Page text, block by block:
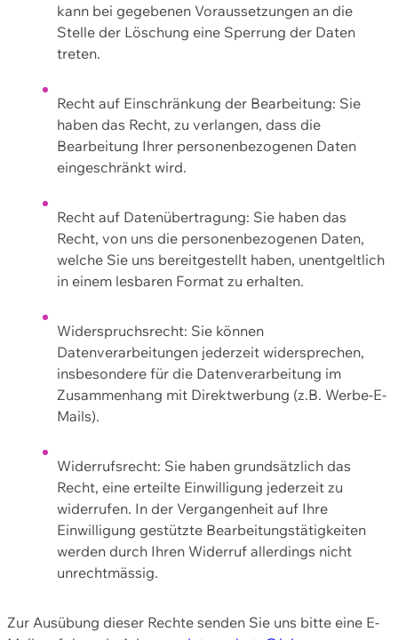
kann bei gegebenen Voraussetzungen an die
Stelle der Löschung eine Sperrung der Daten
treten.
Recht auf Einschränkung der Bearbeitung: Sie
haben das Recht, zu verlangen, dass die
Bearbeitung Ihrer personenbezogenen Daten
eingeschränkt wird.
Recht auf Datenübertragung: Sie haben das
Recht, von uns die personenbezogenen Daten,
welche Sie uns bereitgestellt haben, unentgeltlich
in einem lesbaren Format zu erhalten.
Widerspruchsrecht: Sie können
Datenverarbeitungen jederzeit widersprechen,
insbesondere für die Datenverarbeitung im
Zusammenhang mit Direktwerbung (z.B. Werbe-E-
Mails).
Widerrufsrecht: Sie haben grundsätzlich das
Recht, eine erteilte Einwilligung jederzeit zu
widerrufen. In der Vergangenheit auf Ihre
Einwilligung gestützte Bearbeitungstätigkeiten
werden durch Ihren Widerruf allerdings nicht
unrechtmässig.
Zur Ausübung dieser Rechte senden Sie uns bitte eine E-